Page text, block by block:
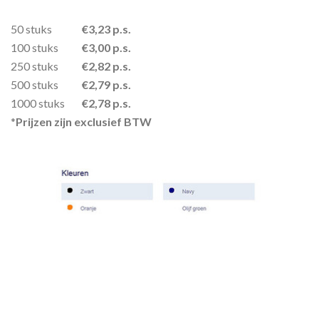
50 stuks
€3,23 p.s.
100 stuks
€3,00 p.s.
250 stuks
€2,82 p.s.
500 stuks
€2,79 p.s.
1000 stuks
€2,78 p.s.
*Prijzen zijn exclusief BTW